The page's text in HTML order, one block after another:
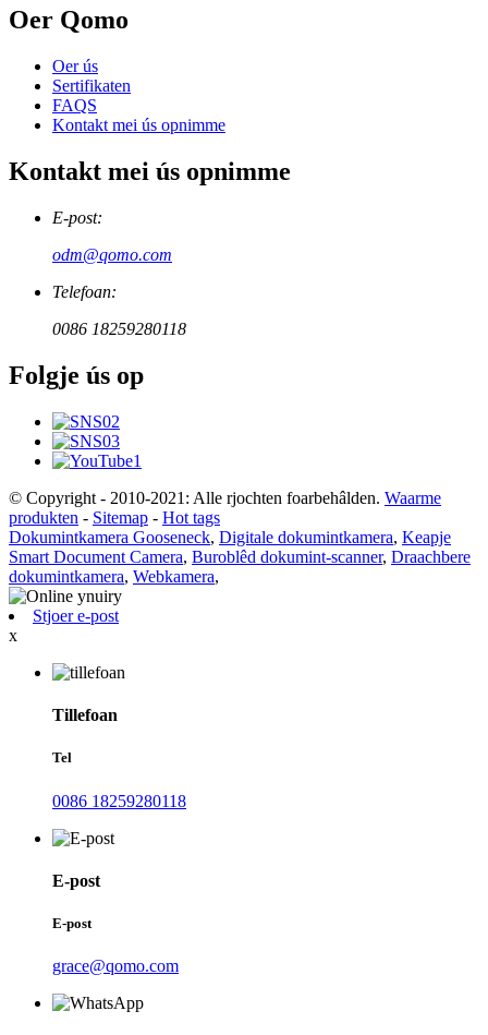
Oer Qomo
Oer ús
Sertifikaten
FAQS
Kontakt mei ús opnimme
Kontakt mei ús opnimme
E-post:
odm@qomo.com
Telefoan:
0086 18259280118
Folgje ús op
© Copyright - 2010-2021: Alle rjochten foarbehâlden. Waarme
produkten - Sitemap - Hot tags
Dokumintkamera Gooseneck, Digitale dokumintkamera, Keapje
Smart Document Camera, Buroblêd dokumint-scanner, Draachbere
dokumintkamera, Webkamera,
Stjoer e-post
x
Tillefoan
Tel
0086 18259280118
E-post
E-post
grace@qomo.com